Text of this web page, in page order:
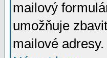
mailový
umožňuje
mailové adresy.